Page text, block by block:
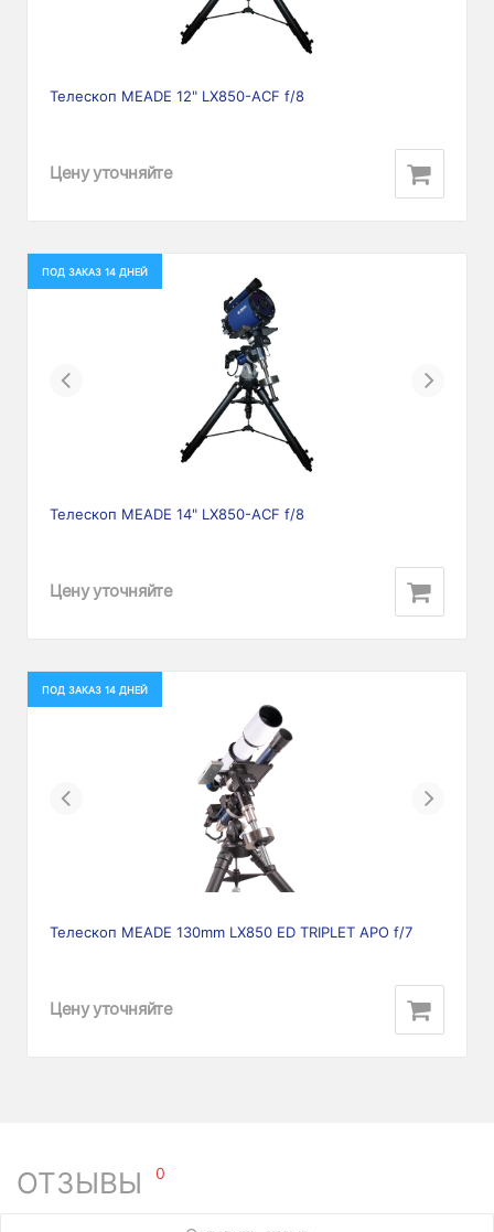
Телескоп MEADE 12" LX850-ACF f/8
Цену уточняйте
ПОД ЗАКАЗ 14 ДНЕЙ
Previous Next
Телескоп MEADE 14" LX850-ACF f/8
Цену уточняйте
ПОД ЗАКАЗ 14 ДНЕЙ
Previous Next
Телескоп MEADE 130mm LX850 ED TRIPLET APO f/7
Цену уточняйте
ОТЗЫВЫ 0